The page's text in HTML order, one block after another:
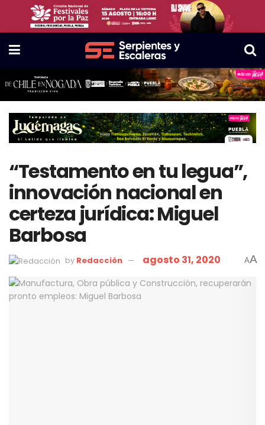
“Testamento en tu legua”,
innovación nacional en
certeza jurídica: Miguel
Barbosa
by Redacción agosto 31, 2020 AA